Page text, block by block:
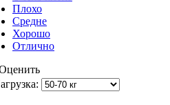
Плохо
Средне
Хорошо
Отлично